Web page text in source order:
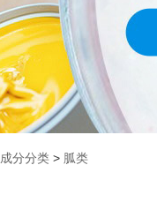
成分分类 > 胍类